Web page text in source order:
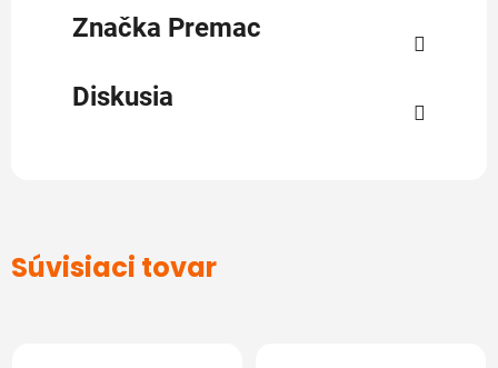
Značka Premac
Diskusia
Súvisiaci tovar